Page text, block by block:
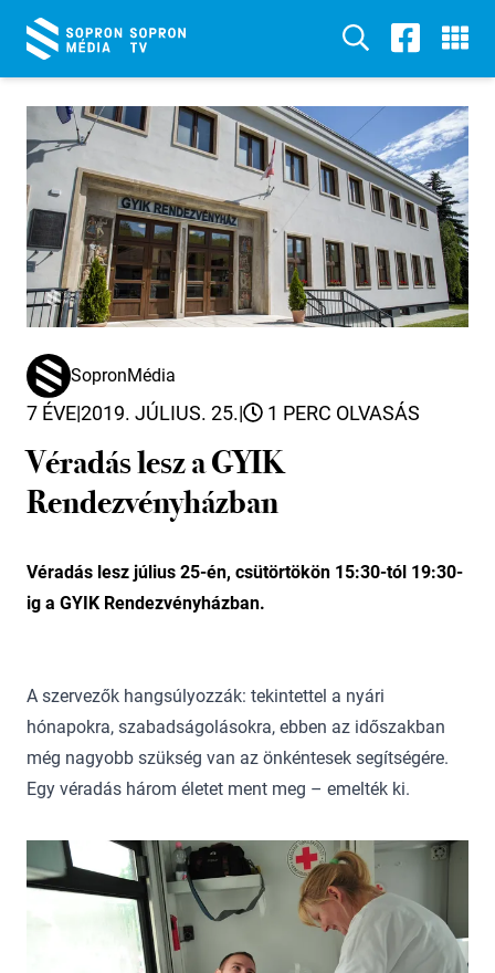
SopronMédia
7 ÉVE|2019. JÚLIUS. 25.| 1 PERC OLVASÁS
Véradás lesz a GYIK
Rendezvényházban
Véradás lesz július 25-én, csütörtökön 15:30-tól 19:30-
ig a GYIK Rendezvényházban.
A szervezők hangsúlyozzák: tekintettel a nyári
hónapokra, szabadságolásokra, ebben az időszakban
még nagyobb szükség van az önkéntesek segítségére.
Egy véradás három életet ment meg – emelték ki.